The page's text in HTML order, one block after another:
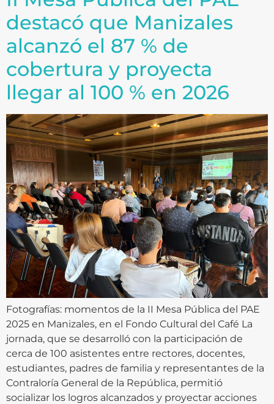
destacó que Manizales
alcanzó el 87 % de
cobertura y proyecta
llegar al 100 % en 2026
Fotografías: momentos de la II Mesa Pública del PAE
2025 en Manizales, en el Fondo Cultural del Café La
jornada, que se desarrolló con la participación de
cerca de 100 asistentes entre rectores, docentes,
estudiantes, padres de familia y representantes de la
Contraloría General de la República, permitió
socializar los logros alcanzados y proyectar acciones